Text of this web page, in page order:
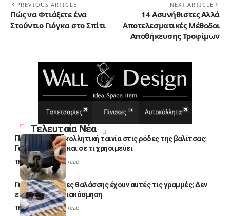
PREVIOUS ARTICLE
Πώς να Φτιάξετε ένα
Στούντιο Γιόγκα στο Σπίτι
NEXT ARTICLE
14 Ασυνήθιστες Αλλά
Αποτελεσματικές Μέθοδοι
Αποθήκευσης Τροφίμων
Τελευταία Νέα
Πολλοί βάζουν κολλητική ταινία στις ρόδες της βαλίτσας:
Γιατί το κάνουν και σε τι χρησιμεύει
Thali Ombre4 Min Read
Γιατί οι πετσέτες θαλάσσης έχουν αυτές τις γραμμές; Δεν
είναι μόνο για διακόσμηση
Thali Ombre5 Min Read